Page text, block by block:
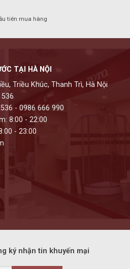
tiên mua hàng
TẠI HÀ NỘI
Triều Khúc, Thanh Trì, Hà Nội
- 0986 666 990
8:00 - 22:00
- 23:00
ký nhận tin khuyến mại